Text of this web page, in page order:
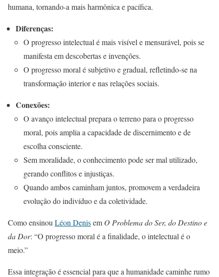
humana, tornando-a mais harmônica e pacífica.
Diferenças:
O progresso intelectual é mais visível e mensurável, pois se
manifesta em descobertas e invenções.
O progresso moral é subjetivo e gradual, refletindo-se na
transformação interior e nas relações sociais.
Conexões:
O avanço intelectual prepara o terreno para o progresso
moral, pois amplia a capacidade de discernimento e de
escolha consciente.
Sem moralidade, o conhecimento pode ser mal utilizado,
gerando conflitos e injustiças.
Quando ambos caminham juntos, promovem a verdadeira
evolução do indivíduo e da coletividade.
Como ensinou Léon Denisem O Problema do Ser, do Destino e
da Dor: “O progresso moral é a finalidade, o intelectual é o
meio.”
Essa integração é essencial para que a humanidade caminhe rumo